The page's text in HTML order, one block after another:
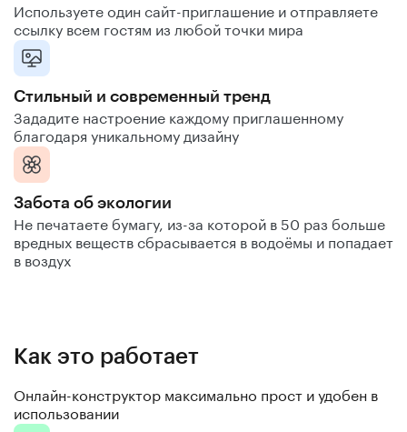
Используете один сайт-приглашение и отправляете
ссылку всем гостям из любой точки мира
Стильный и современный тренд
Зададите настроение каждому приглашенному
благодаря уникальному дизайну
Забота об экологии
Не печатаете бумагу, из-за которой в 50 раз больше
вредных веществ сбрасывается в водоёмы и попадает
в воздух
Как это работает
Онлайн-конструктор максимально прост и удобен в
использовании